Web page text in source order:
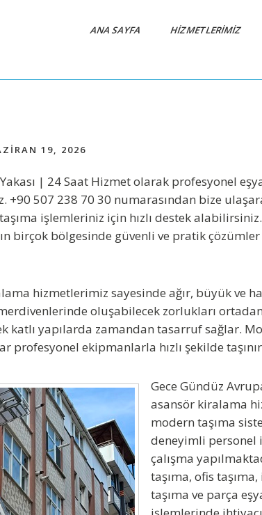
ANA SAYFA HIZMETLERIMIZ
19, 2026
| 24 Saat Hizmetolarak profesyonel
+90 507 238 70 30 numarasından bize
işlemleriniz için hızlı destek
birçok bölgesinde güvenli ve pratik çözümler
hizmetlerimiz sayesinde ağır, büyük ve
oluşabilecek zorlukları
katlı yapılarda zamandan tasarruf sağlar.
profesyonel ekipmanlarla hızlı şekilde
Gece Gündüz
asansör kiralama
modern taşıma
deneyimli personel
çalışma
taşıma, ofis
taşıma ve parça